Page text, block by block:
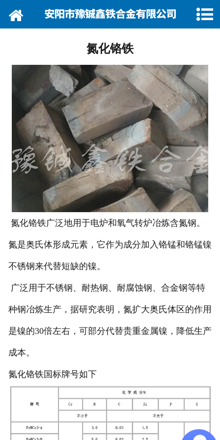
网站首页
企业巡礼
产品展示
产品行情
营销网络
在线留言
联系我们
氮化铬铁
氮化铬铁广泛地用于电炉和氧气转炉冶炼含氮钢。
氮是奥氏体形成元素，它作为成分加入铬锰和铬锰镍
不锈钢来代替短缺的镍。
广泛用于不锈钢、耐热钢、耐腐蚀钢、合金钢等特
种钢冶炼生产，据研究表明，氮扩大奥氏体区的作用
是镍的30倍左右，可部分代替贵重金属镍，降低生产
成本。
氮化铬铁国标牌号如下